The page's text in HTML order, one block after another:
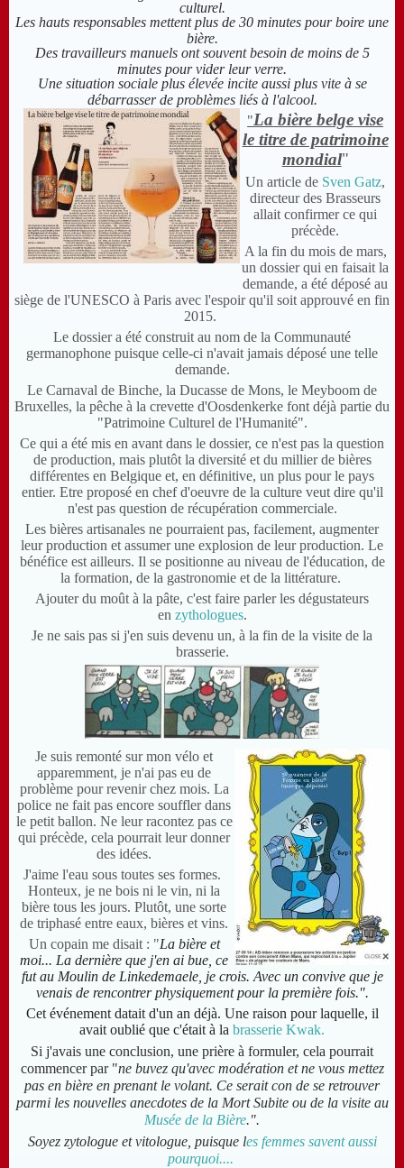
culturel.
Les hauts responsables mettent plus de 30 minutes pour boire une
bière.
Des travailleurs manuels ont souvent besoin de moins de 5
minutes pour vider leur verre.
Une situation sociale plus élevée incite aussi plus vite à se
débarrasser de problèmes liés à l'alcool.
"La bière belge vise
le titre de patrimoine
mondial"
Un article de Sven Gatz,
directeur des Brasseurs
allait confirmer ce qui
précède.
A la fin du mois de mars,
un dossier qui en faisait la
demande, a été déposé au
siège de l'UNESCO à Paris avec l'espoir qu'il soit approuvé en fin
2015.
Le dossier a été construit au nom de la Communauté
germanophone puisque celle-ci n'avait jamais déposé une telle
demande.
Le Carnaval de Binche, la Ducasse de Mons, le Meyboom de
Bruxelles, la pêche à la crevette d'Oosdenkerke font déjà partie du
"Patrimoine Culturel de l'Humanité".
Ce qui a été mis en avant dans le dossier, ce n'est pas la question
de production, mais plutôt la diversité et du millier de bières
différentes en Belgique et, en définitive, un plus pour le pays
entier. Etre proposé en chef d'oeuvre de la culture veut dire qu'il
n'est pas question de récupération commerciale.
Les bières artisanales ne pourraient pas, facilement, augmenter
leur production et assumer une explosion de leur production. Le
bénéfice est ailleurs. Il se positionne au niveau de l'éducation, de
la formation, de la gastronomie et de la littérature.
Ajouter du moût à la pâte, c'est faire parler les dégustateurs
en zythologues.
Je ne sais pas si j'en suis devenu un, à la fin de la visite de la
brasserie.
Je suis remonté sur mon vélo et
apparemment, je n'ai pas eu de
problème pour revenir chez mois. La
police ne fait pas encore souffler dans
le petit ballon. Ne leur racontez pas ce
qui précède, cela pourrait leur donner
des idées.
J'aime l'eau sous toutes ses formes.
Honteux, je ne bois ni le vin, ni la
bière tous les jours. Plutôt, une sorte
de triphasé entre eaux, bières et vins.
Un copain me disait : "La bière et
moi... La dernière que j'en ai bue, ce
fut au Moulin de Linkedemaele, je crois. Avec un convive que je
venais de rencontrer physiquement pour la première fois.".
Cet événement datait d'un an déjà. Une raison pour laquelle, il
avait oublié que c'était à la brasserie Kwak.
Si j'avais une conclusion, une prière à formuler, cela pourrait
commencer par "ne buvez qu'avec modération et ne vous mettez
pas en bière en prenant le volant. Ce serait con de se retrouver
parmi les nouvelles anecdotes de la Mort Subite ou de la visite au
Musée de la Bière.".
Soyez zytologue et vitologue, puisque les femmes savent aussi
pourquoi....